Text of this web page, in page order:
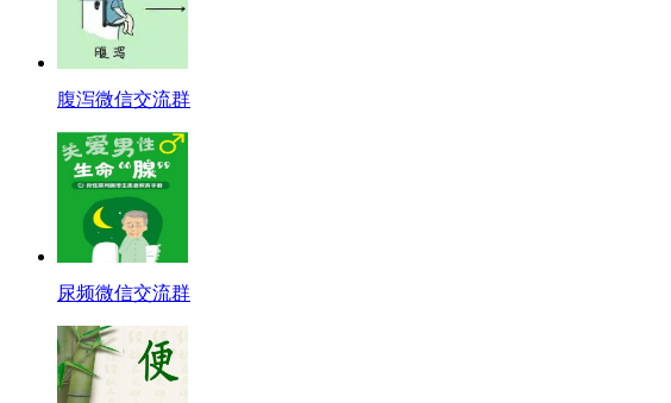
腹泻微信交流群
尿频微信交流群